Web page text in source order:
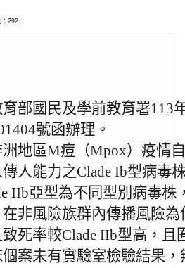
：292
部國民及學前教育署113
號函辦理。
地區M痘（Mpox）疫情
人能力之Clade Ib型病毒
IIb亞型為不同型別病毒
非風險族群內傳播風險
死率較Clade IIb型高，
案未有實驗室檢驗結果